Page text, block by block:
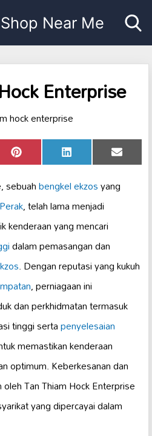
Enterprise
Share
on
Pinterest Share
on
LinkedIn Share
on
Email
sebuahbengkel ekzosyang
Perak, telah lama menjadi
kenderaan yang mencari
dalam pemasangan dan
. Dengan reputasi yang kukuh
, perniagaan ini
dan perkhidmatan termasuk
tinggi sertapenyelesaian
memastikan kenderaan
optimum. Keberkesanan dan
Tan Thiam Hock Enterprise
yang dipercayai dalam